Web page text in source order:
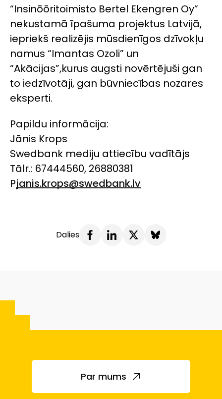
“Insinōōritoimisto Bertel Ekengren Oy”
nekustamā īpašuma projektus Latvijā,
iepriekš realizējis mūsdienīgos dzīvokļu
namus “Imantas Ozoli” un
“Akācijas”,kurus augsti novērtējuši gan
to iedzīvotāji, gan būvniecības nozares
eksperti.
Papildu informācija:
Jānis Krops
Swedbank mediju attiecību vadītājs
Tālr.: 67444560, 26880381
Pjanis.krops@swedbank.lv
Dalies
Par mums